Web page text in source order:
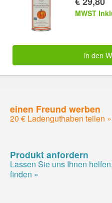
MWST
in den
einen Freund werben
20 € Ladenguthaben teilen »
Produkt anfordern
Lassen Sie uns Ihnen
finden »